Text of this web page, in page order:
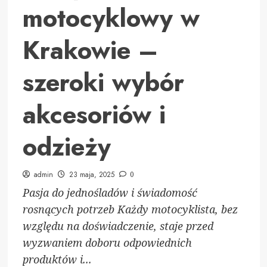
motocyklowy w
Krakowie –
szeroki wybór
akcesoriów i
odzieży
admin 23 maja, 2025 0
Pasja do jednośladów i świadomość
rosnących potrzeb Każdy motocyklista, bez
względu na doświadczenie, staje przed
wyzwaniem doboru odpowiednich
produktów i...